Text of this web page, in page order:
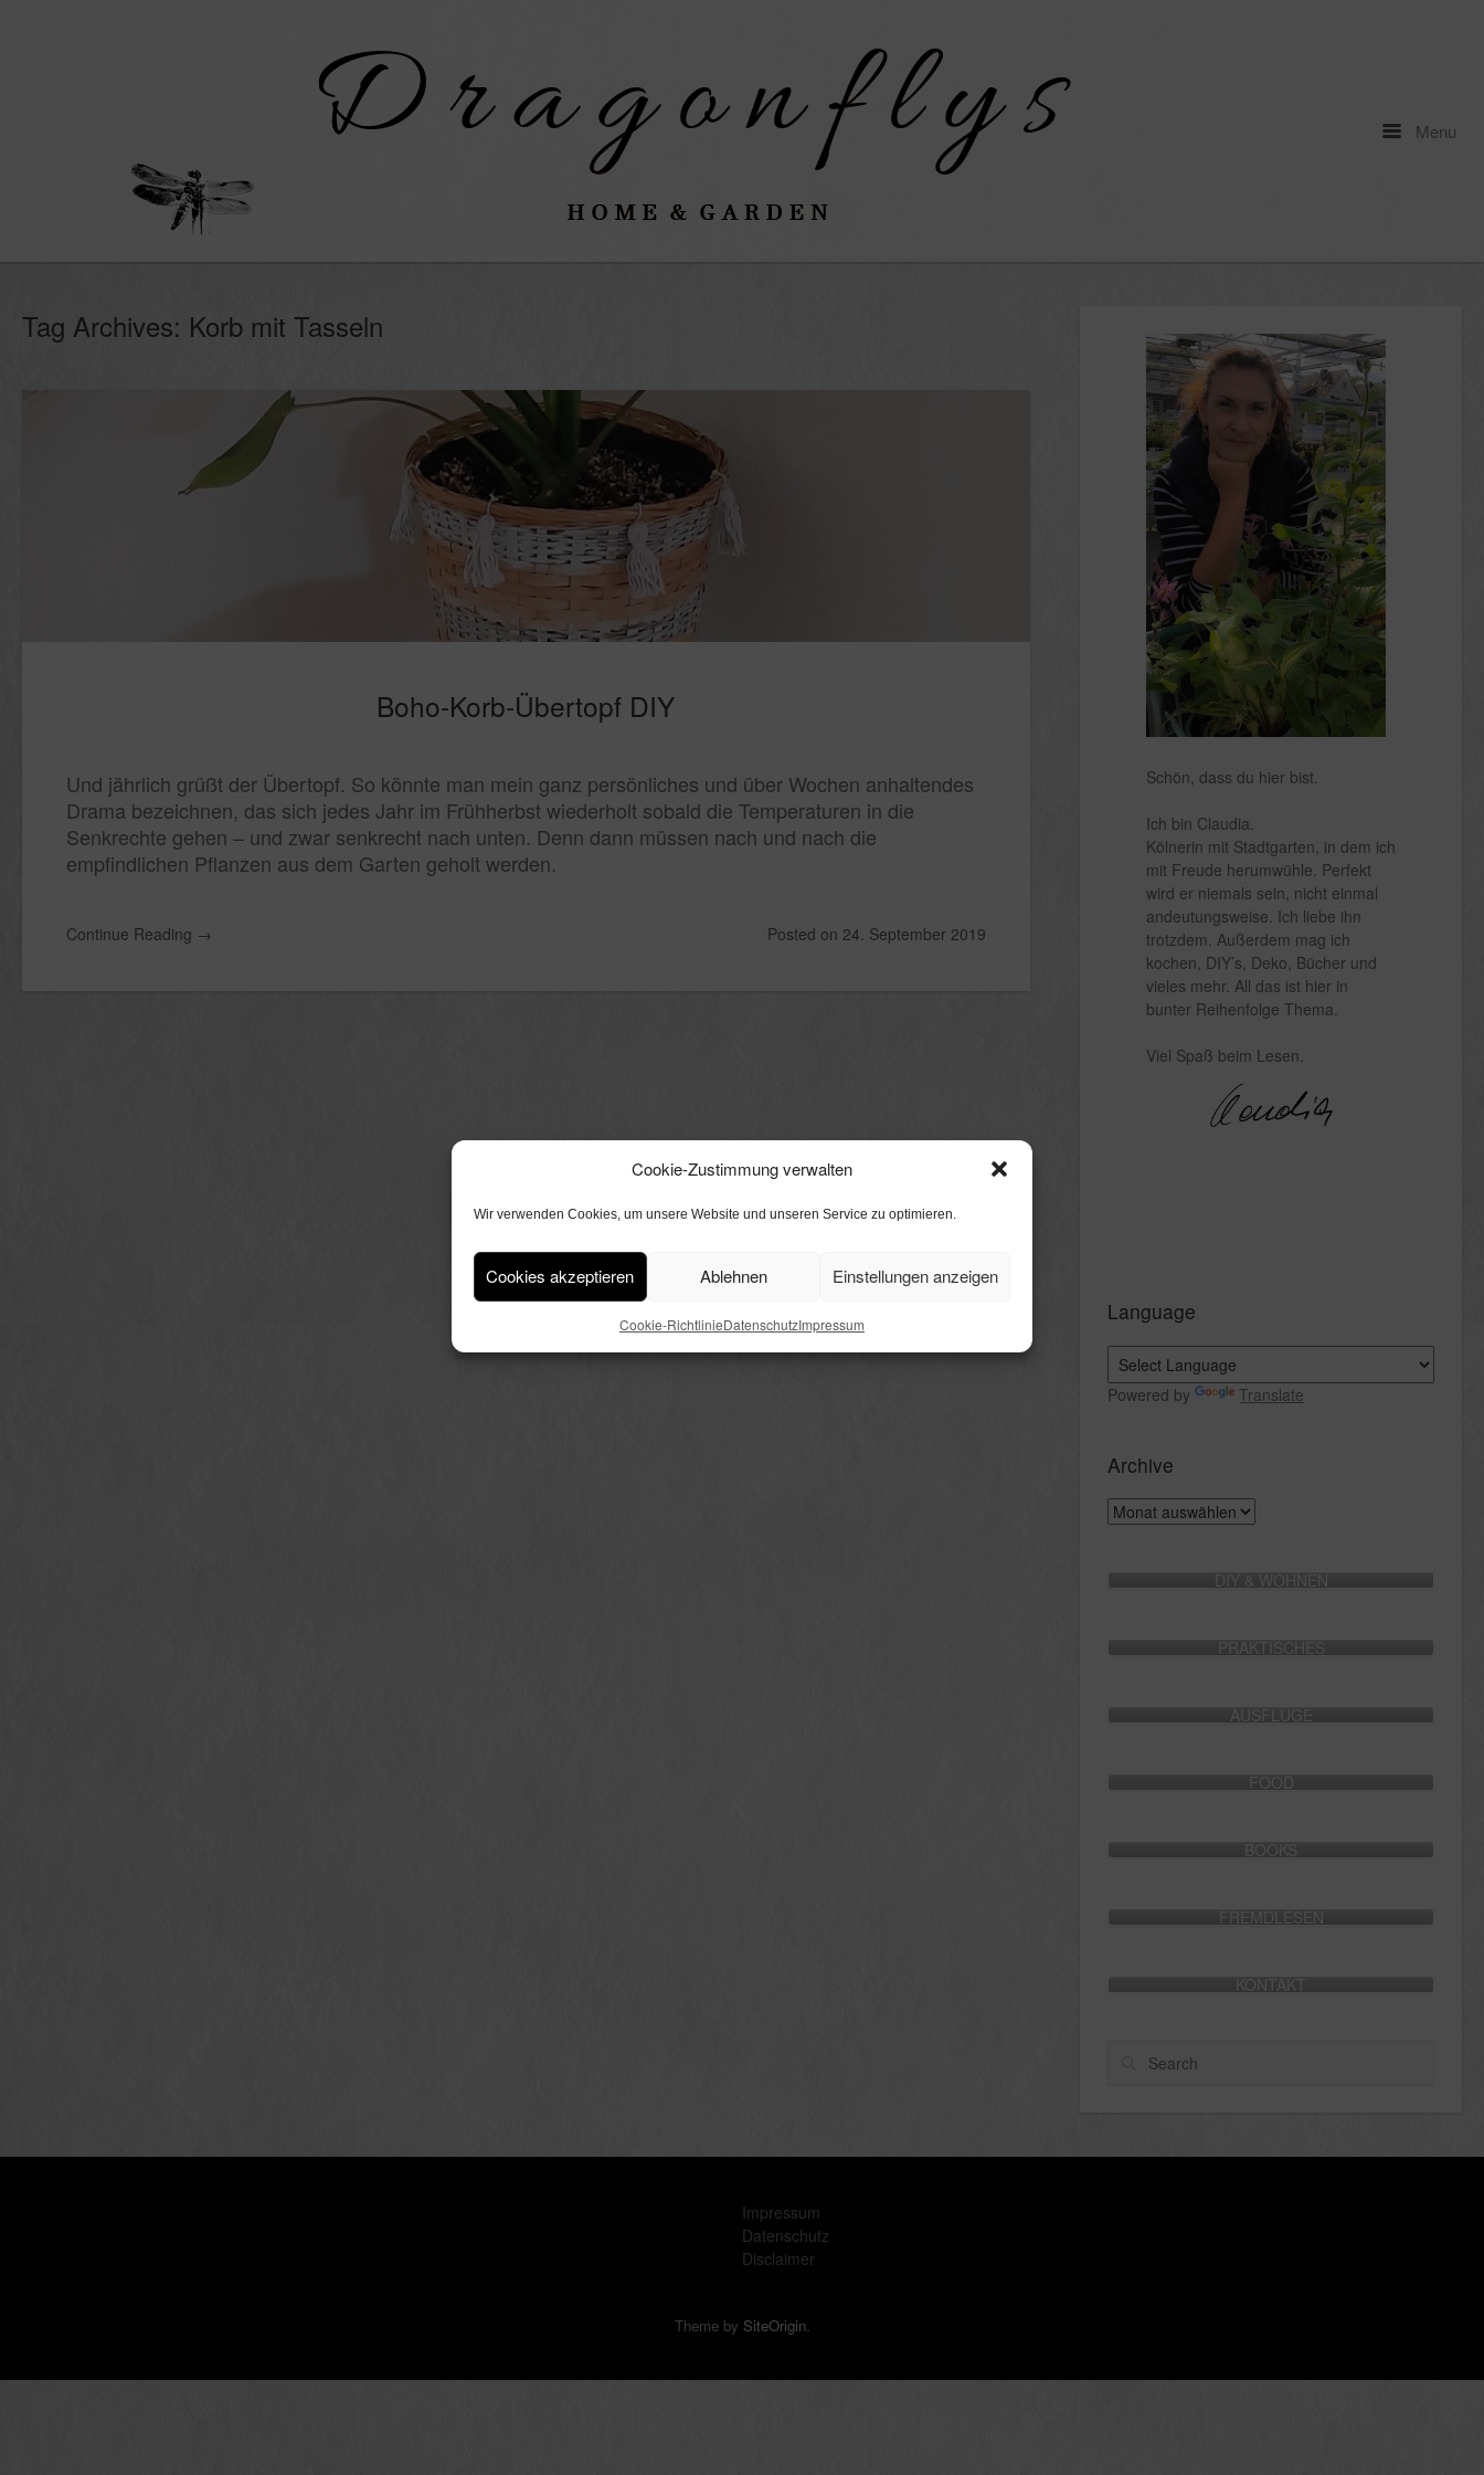
Cookie-Zustimmung verwalten
Wir verwenden Cookies, um unsere Website und unseren Service zu optimieren.
Cookies akzeptieren Ablehnen Einstellungen anzeigen
Cookie-RichtlinieDatenschutzImpressum
MenuMenu
Tag Archives: Korb mit Tasseln
Boho-Korb-Übertopf DIY
Und jährlich grüßt der Übertopf. So könnte man mein ganz persönliches und über Wochen anhaltendes
Drama bezeichnen, das sich jedes Jahr im Frühherbst wiederholt sobald die Temperaturen in die
Senkrechte gehen – und zwar senkrecht nach unten. Denn dann müssen nach und nach die
empfindlichen Pflanzen aus dem Garten geholt werden.
Continue Reading → Posted on 24. September 2019
Schön, dass du hier bist.
Ich bin Claudia.
Kölnerin mit Stadtgarten, in dem ich
mit Freude herumwühle. Perfekt
wird er niemals sein, nicht einmal
andeutungsweise. Ich liebe ihn
trotzdem. Außerdem mag ich
kochen, DIY’s, Deko, Bücher und
vieles mehr. All das ist hier in
bunter Reihenfolge Thema.
Viel Spaß beim Lesen.
Language
Powered by Translate
Archive
Archive
DIY & WOHNEN
PRAKTISCHES
AUSFLÜGE
FOOD
BOOKS
FREMDLESEN
KONTAKT
Search
Impressum
Datenschutz
Disclaimer
Theme by SiteOrigin.